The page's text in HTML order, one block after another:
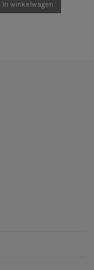
In winkelwagen